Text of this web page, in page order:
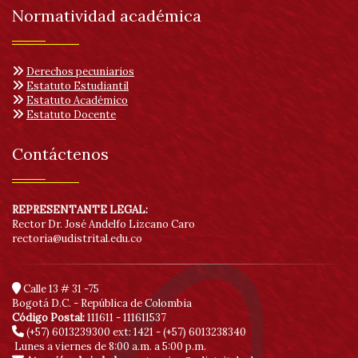
Normatividad académica
Derechos pecuniarios
Estatuto Estudiantil
Estatuto Académico
Estatuto Docente
Contáctenos
REPRESENTANTE LEGAL:
Rector Dr. José Andelfo Lizcano Caro
rectoria@udistrital.edu.co
Calle 13 # 31 -75
Bogotá D.C. - República de Colombia
Código Postal:111611 - 111611537
(+57) 6013239300 ext: 1421 - (+57) 6013238340
Lunes a viernes de 8:00 a.m. a 5:00 p.m.